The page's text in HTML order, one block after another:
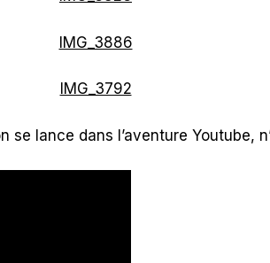
lance dans l’aventure Youtube,